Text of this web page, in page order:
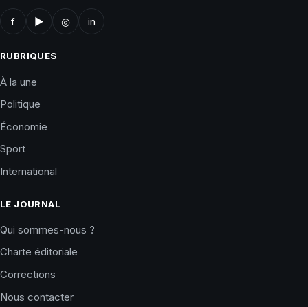
f ▶ ◎ in
RUBRIQUES
À la une
Politique
Économie
Sport
International
LE JOURNAL
Qui sommes-nous ?
Charte éditoriale
Corrections
Nous contacter